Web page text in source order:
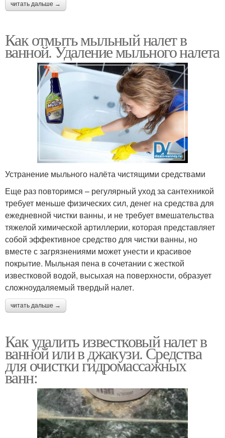
читать дальше →
Как отмыть мыльный налет в
ванной. Удаление мыльного налета
Устранение мыльного налёта чистящими средствами
Еще раз повторимся – регулярный уход за сантехникой
требует меньше физических сил, денег на средства для
ежедневной чистки ванны, и не требует вмешательства
тяжелой химической артиллерии, которая представляет
собой эффективное средство для чистки ванны, но
вместе с загрязнениями может унести и красивое
покрытие. Мыльная пена в сочетании с жесткой
известковой водой, высыхая на поверхности, образует
сложноудаляемый твердый налет.
читать дальше →
Как удалить известковый налет в
ванной или в джакузи. Средства
для очистки гидромассажных
ванн: